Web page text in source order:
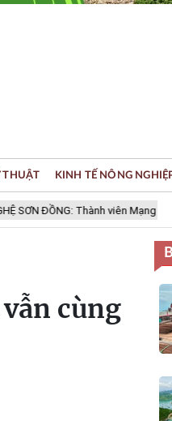
ĐỒNG: Thành viên Mạng lưới
THUẬT KINH TẾ NÔNG
cùng